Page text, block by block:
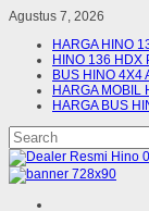
Agustus 7, 2026
HARGA HINO
HINO 136 HDX
BUS HINO 4X4
HARGA MOBIL
HARGA BUS